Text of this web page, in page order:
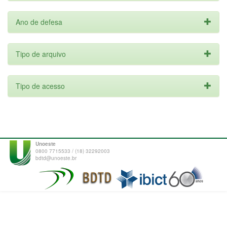
Ano de defesa
Tipo de arquivo
Tipo de acesso
Unoeste
0800 7715533 / (18) 32292003
bdtd@unoeste.br